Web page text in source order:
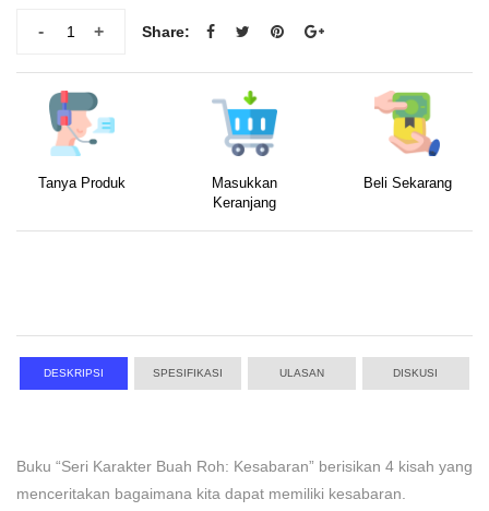
+
- Share:
Tanya Produk
Masukkan
Keranjang
Beli Sekarang
DESKRIPSI SPESIFIKASI ULASAN DISKUSI
Buku “Seri Karakter Buah Roh: Kesabaran” berisikan 4 kisah yang
menceritakan bagaimana kita dapat memiliki kesabaran.